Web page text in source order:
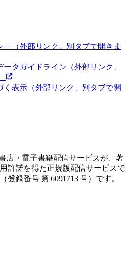
ー （外部リンク、別タブで開きま
ータガイドライン （外部リンク、
く表示 （外部リンク、別タブで開
店・電子書籍配信サービスが、著
許諾を得た正規版配信サービスで
登録番号 第 6091713 号）です。